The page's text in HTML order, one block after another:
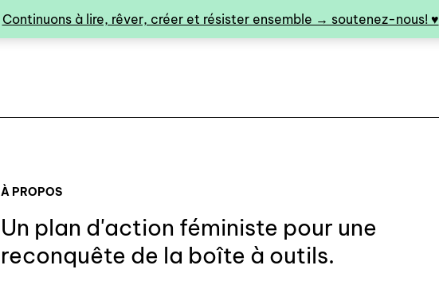
Continuons à lire, rêver, créer et résister ensemble → soutenez-nous! ♥︎
0
À PROPOS
Un plan d'action féministe pour une
reconquête de la boîte à outils.